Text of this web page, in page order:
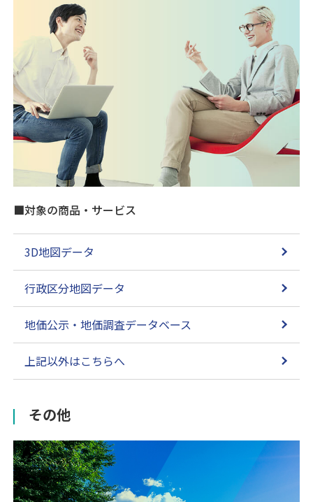
■対象の商品・サービス
3D地図データ
行政区分地図データ
地価公示・地価調査データベース
上記以外はこちらへ
その他